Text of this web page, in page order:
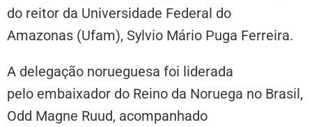
do reitor da Universidade Federal do
Amazonas (Ufam), Sylvio Mário Puga Ferreira.
A delegação norueguesa foi liderada
pelo embaixador do Reino da Noruega no Brasil,
Odd Magne Ruud, acompanhado